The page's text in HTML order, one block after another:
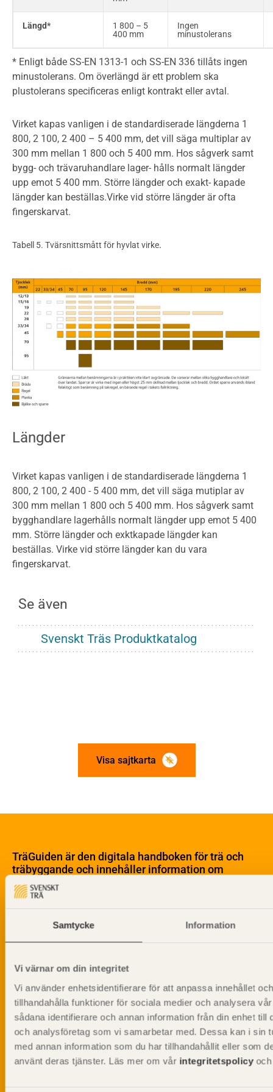
Samtycke Information
Vi värnar om din integritet
Vi använder enhetsidentifierare för att anpassa innehållet
tillhandahålla funktioner för sociala medier och analysera
sådana identifierare och annan information från din enhet till
och analysföretag som vi samarbetar med. Dessa kan i sin
med annan information som du har tillhandahållit eller som
använt deras tjänster. Läs mer om vårintegritetspolicy
Längd*
1 800 – 5
400 mm
Ingen
minustolerans
* Enligt både SS-EN 1313-1 och SS-EN 336 tillåts ingen
minustolerans. Om överlängd är ett problem ska
plustolerans specificeras enligt kontrakt eller avtal.
Virket kapas vanligen i de standardiserade längderna 1
800, 2 100, 2 400 – 5 400 mm, det vill säga multiplar av
300 mm mellan 1 800 och 5 400 mm. Hos sågverk samt
bygg- och trävaruhandlare lager- hålls normalt längder
upp emot 5 400 mm. Större längder och exakt- kapade
längder kan beställas.Virke vid större längder är ofta
fingerskarvat.
Tabell 5. Tvärsnittsmått för hyvlat virke.
Längder
Virket kapas vanligen i de standardiserade längderna 1
800, 2 100, 2 400 - 5 400 mm, det vill säga mutiplar av
300 mm mellan 1 800 och 5 400 mm. Hos sågverk samt
bygghandlare lagerhålls normalt längder upp emot 5 400
mm. Större längder och exktkapade längder kan
beställas. Virke vid större längder kan du vara
fingerskarvat.
Se även
Svenskt Träs Produktkatalog
Visa sajtkarta
Skogsbruk
Träets egenskaper och kvalitet
Träbaserade produkter
Kemisk behandling
Byggfysik
Fukt
Värmeisolering och lufttäthet
Ljud
Brandsäkerhet
Brandsäkerhet
Byggnadsklasser och verksamhetsklasser
TräGuiden är den digitala handboken för trä och
träbyggande och innehåller information om
materialet trä samt instruktioner för byggande
med trä.
Prenumerera på TräGuidens nyhetsbrev!